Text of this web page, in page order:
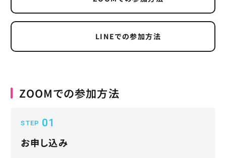
LINEでの参加方法
ZOOMでの参加方法
STEP 01
お申し込み